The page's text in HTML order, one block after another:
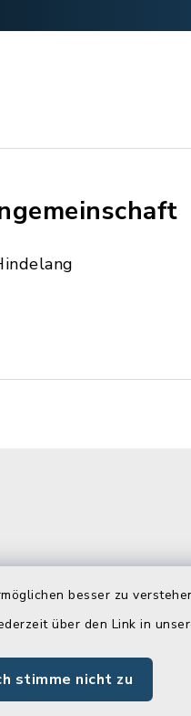
besser zu
über den Link in
stimme nicht zu
Newsletter
Melden Sie sich jetzt
unserem wöchentlichen